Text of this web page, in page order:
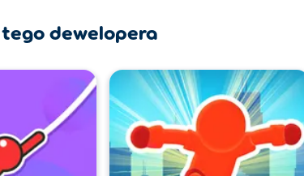
dewelopera